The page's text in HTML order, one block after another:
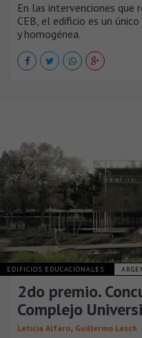
En las intervenciones
CEB, el edificio es un
y homogénea.
EDIFICIOS EDUCACIONALES
2do premio.
Complejo
Leticia Alfaro, Guillermo Lesch